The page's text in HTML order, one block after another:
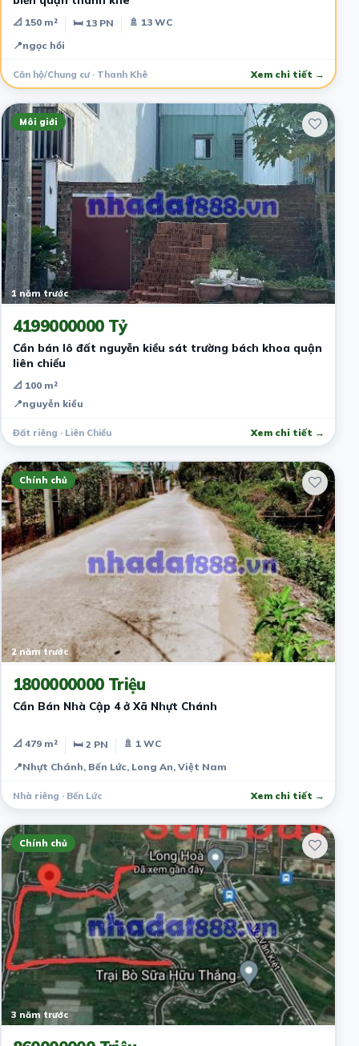
📐 150 m² 🛏 13 PN
🚿 13 WC
📍ngọc hồi
Căn hộ/Chung cư · Thanh Khê Xem chi tiết →
Môi giới
1 năm trước
4199000000 Tỷ
Cần bán lô đất nguyễn kiều sát trường bách khoa quận
liên chiểu
📐 100 m²
📍nguyễn kiều
Đất riêng · Liên Chiểu Xem chi tiết →
Chính chủ
2 năm trước
1800000000 Triệu
Cần Bán Nhà Cập 4 ở Xã Nhựt Chánh
📐 479 m² 🛏 2 PN
🚿 1 WC
📍Nhựt Chánh, Bến Lức, Long An, Việt Nam
Nhà riêng · Bến Lức Xem chi tiết →
Chính chủ
3 năm trước